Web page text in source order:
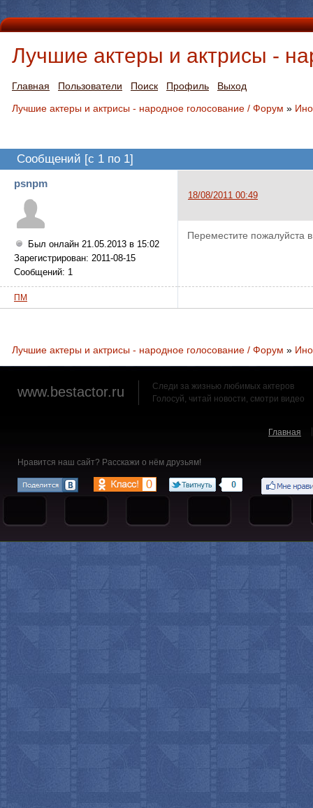
Лучшие актеры и актрисы -
Главная Пользователи Поиск Профиль
Выход
Лучшие актеры и актрисы - народное голосование / Форум »
Сообщений [c 1 по 1]
psnpm
Был онлайн 21.05.2013 в 15:02
Зарегистрирован: 2011-08-15
Сообщений: 1
18/08/2011 00:49
Переместите пожалуйста
ПМ
Лучшие актеры и актрисы - народное голосование / Форум »
www.bestactor.ru
Следи за жизнью любимых актеров
Голосуй, читай новости, смотри видео
Главная
Нравится наш сайт? Расскажи о нём друзьям!